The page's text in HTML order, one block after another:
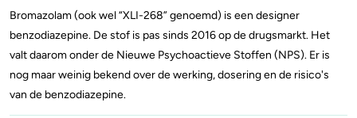
Bromazolam (ook wel “XLI-268” genoemd) is een designer
benzodiazepine. De stof is pas sinds 2016 op de drugsmarkt. Het
valt daarom onder de Nieuwe Psychoactieve Stoffen (NPS). Er is
nog maar weinig bekend over de werking, dosering en de risico's
van de benzodiazepine.